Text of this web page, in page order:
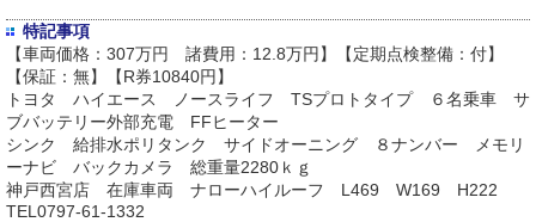
特記事項
【車両価格：307万円 諸費用：12.8万円】【定期点検整備：付】
【保証：無】【R券10840円】
トヨタ ハイエース ノースライフ TSプロトタイプ ６名乗車 サ
ブバッテリー外部充電 FFヒーター
シンク 給排水ポリタンク サイドオーニング ８ナンバー メモリ
ーナビ バックカメラ 総重量2280ｋｇ
神戸西宮店 在庫車両 ナローハイルーフ L469 W169 H222
TEL0797-61-1332